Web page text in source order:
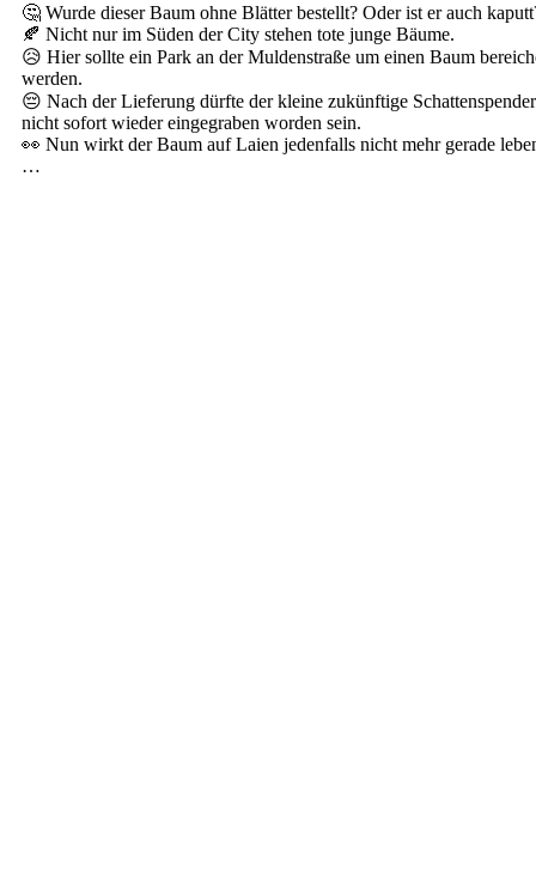
🤔 Wurde dieser Baum ohne Blätter bestellt? Oder ist er auch
🍂 Nicht nur im Süden der City stehen tote junge Bäume.
😥 Hier sollte ein Park an der Muldenstraße um einen Baum
werden.
😔 Nach der Lieferung dürfte der kleine zukünftige
nicht sofort wieder eingegraben worden sein.
👀 Nun wirkt der Baum auf Laien jedenfalls nicht mehr gerade
…